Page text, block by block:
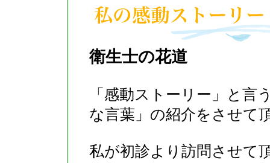
衛生士の花道
「感動ストーリー」と言
な言葉」の紹介をさせて
私が初診より訪問させて